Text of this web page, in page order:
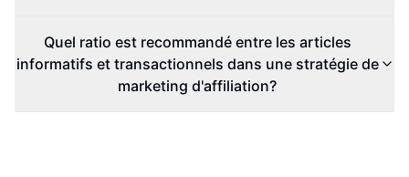
Quel ratio est recommandé entre les articles
informatifs et transactionnels dans une stratégie de
marketing d'affiliation?